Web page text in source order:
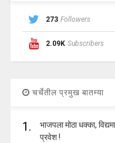
273 Followers
2.09K Subscribers
चर्चेतील प्रमुख बातम्या
1.
भाजपला मोठा धक्का,
प्रवेश !